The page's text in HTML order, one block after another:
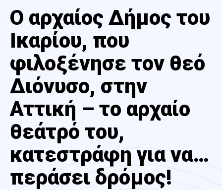
Ο αρχαίος Δήμος του
Ικαρίου, που
φιλοξένησε τον θεό
Διόνυσο, στην
Αττική – το αρχαίο
θεάτρό του,
κατεστράφη για να…
περάσει δρόμος!